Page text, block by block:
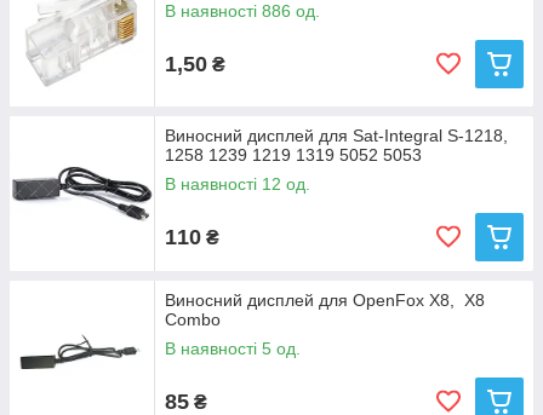
В наявності 886 од.
1,50 ₴
Виносний дисплей для Sat-Integral S-1218,
1258 1239 1219 1319 5052 5053
В наявності 12 од.
110 ₴
Виносний дисплей для OpenFox X8, X8
Combo
В наявності 5 од.
85 ₴